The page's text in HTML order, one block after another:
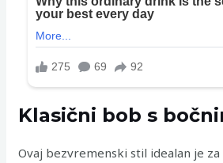
Klasični bob s
Ovaj bezvremenski stil idealan je za